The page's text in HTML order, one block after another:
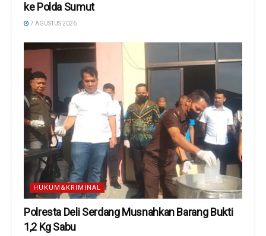
ke Polda Sumut
7 AGUSTUS 2026
HUKUM&KRIMINAL
Polresta Deli Serdang Musnahkan Barang Bukti
1,2 Kg Sabu